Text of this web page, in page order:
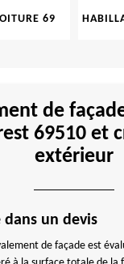
69
de
69510 et
extérieur
dans un devis
de façade est